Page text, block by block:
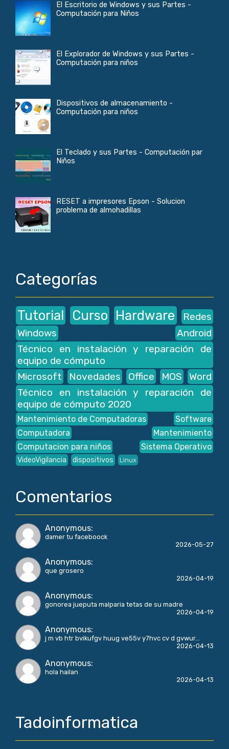
El Escritorio de Windows y sus Partes -
Computación para Niños
El Explorador de Windows y sus Partes -
Computación para niños
Dispositivos de almacenamiento -
Computación para niños
El Teclado y sus Partes - Computación par
Niños
RESET a impresores Epson - Solucion
problema de almohadillas
Categorías
Tutorial Curso Hardware
Redes
Windows
Android
Técnico en instalación y reparación de
equipo de cómputo
Microsoft
Novedades Office MOS
Word
Técnico en instalación y reparación de
equipo de cómputo 2020
Mantenimiento de Computadoras
Software
Computadora
Mantenimiento
Computacion para niños
Sistema Operativo
VideoVigilancia dispositivos Linux
Comentarios
Anonymous:
damer tu faceboock
2026-05-27
Anonymous:
que grosero
2026-04-19
Anonymous:
gonorea jueputa malparia tetas de su madre
2026-04-19
Anonymous:
j m vb htr bvikufgv huug ve55v y7hvc cv d gvwur...
2026-04-13
Anonymous:
hola hailan
2026-04-13
Tadoinformatica